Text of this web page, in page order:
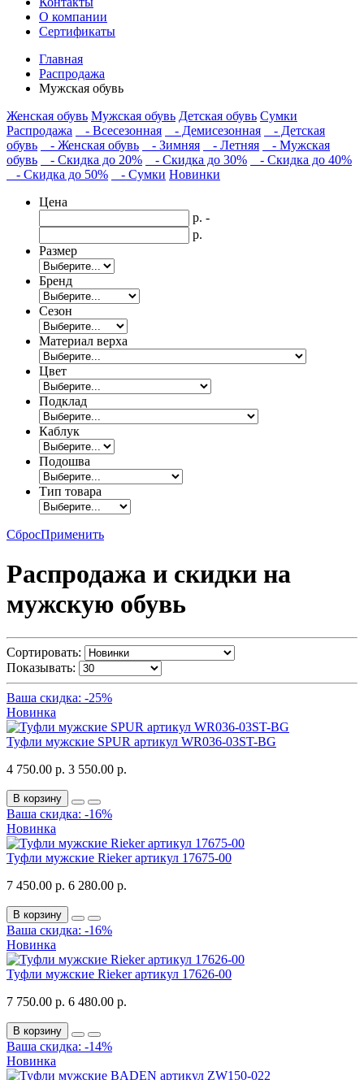
О компании
Сертификаты
Главная
Распродажа
Мужская обувь
Женская обувь Мужская обувь Детская обувь Сумки
Распродажа
- Всесезонная - Демисезонная
- Детская
обувь
- Женская обувь - Зимняя - Летняя
- Мужская
обувь
- Скидка до 20% - Скидка до 30%
- Скидка до 40%
- Скидка до 50%
- Сумки Новинки
Цена
р. -
р.
Размер
Бренд
Сезон
Материал верха
Цвет
Подклад
Каблук
Подошва
Тип товара
СбросПрименить
Распродажа и скидки на
мужскую обувь
Сортировать:
Показывать:
Ваша скидка: -25%
Новинка
Туфли мужские SPUR артикул WR036-03ST-BG
4 750.00 р. 3 550.00 р.
В корзину
Ваша скидка: -16%
Новинка
Туфли мужские Rieker артикул 17675-00
7 450.00 р. 6 280.00 р.
В корзину
Ваша скидка: -16%
Новинка
Туфли мужские Rieker артикул 17626-00
7 750.00 р. 6 480.00 р.
В корзину
Ваша скидка: -14%
Новинка